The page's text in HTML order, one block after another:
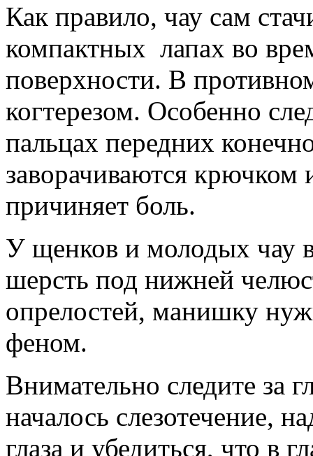
Как правило, чау сам
компактных лапах во
поверхности. В
когтерезом. Особенно
пальцах передних
заворачиваются крючком
причиняет боль.
У щенков и молодых чау
шерсть под нижней
опрелостей, манишку
феном.
Внимательно следите за
началось слезотечение,
глаза и убедиться, что в